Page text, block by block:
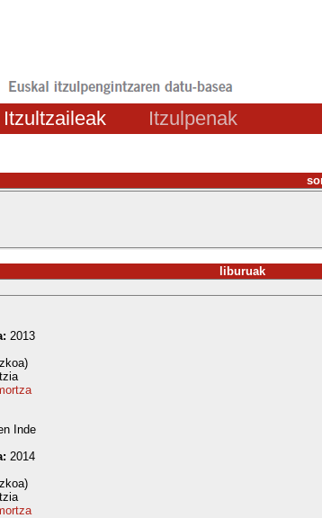
Itzultzaileak Itzulpenak
liburuak
2013
Inde
2014